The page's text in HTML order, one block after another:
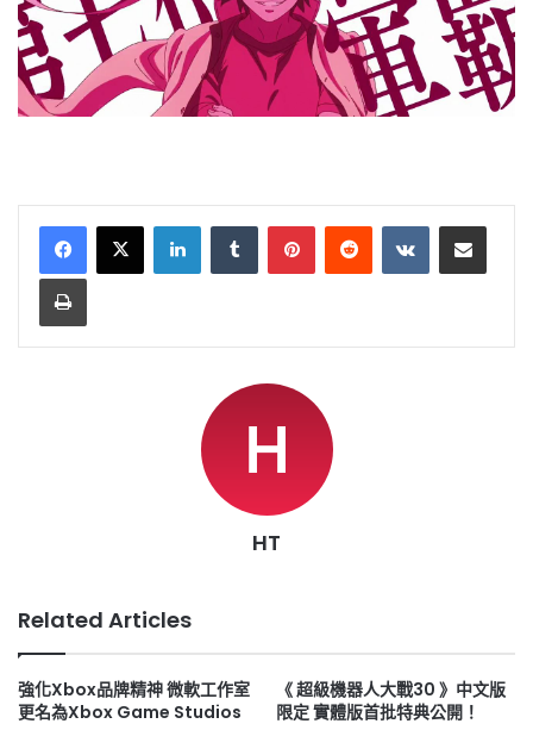
LinkedInTumblr PinterestReddit VKontakteShare via Email
Print
HT
Related Articles
強化Xbox品牌精神 微軟工作室
更名為Xbox Game Studios
《 超級機器人大戰30 》中文版
限定 實體版首批特典公開！